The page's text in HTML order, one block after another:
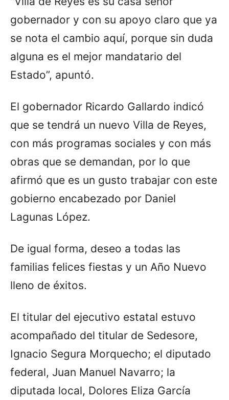
gobernador y con su apoyo claro que ya
se nota el cambio aquí, porque sin duda
alguna es el mejor mandatario del
Estado”, apuntó.
El gobernador Ricardo Gallardo indicó
que se tendrá un nuevo Villa de Reyes,
con más programas sociales y con más
obras que se demandan, por lo que
afirmó que es un gusto trabajar con este
gobierno encabezado por Daniel
Lagunas López.
De igual forma, deseo a todas las
familias felices fiestas y un Año Nuevo
lleno de éxitos.
El titular del ejecutivo estatal estuvo
acompañado del titular de Sedesore,
Ignacio Segura Morquecho; el diputado
federal, Juan Manuel Navarro; la
diputada local, Dolores Eliza García